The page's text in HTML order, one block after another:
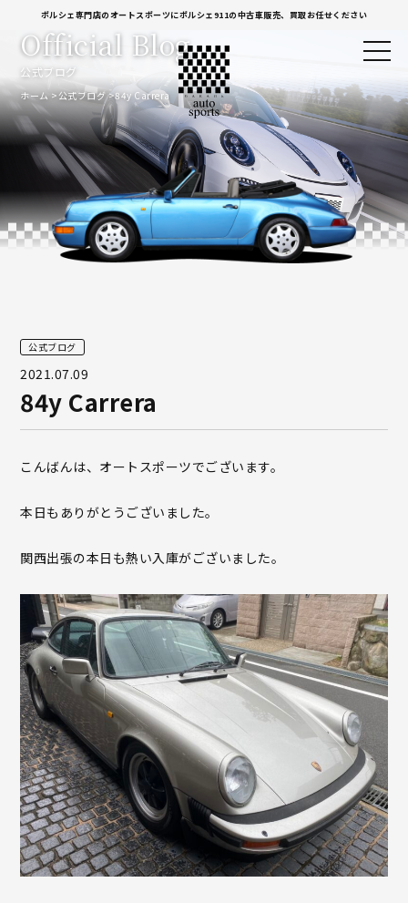
ポルシェ専門店のオートスポーツにポルシェ911の中古車販売、買取お任せください
公式ブログ
Official Blog
ホーム 公式ブログ 84y Carrera
公式ブログ
2021.07.09
84y Carrera
こんばんは、オートスポーツでございます。
本日もありがとうございました。
関西出張の本日も熱い入庫がございました。